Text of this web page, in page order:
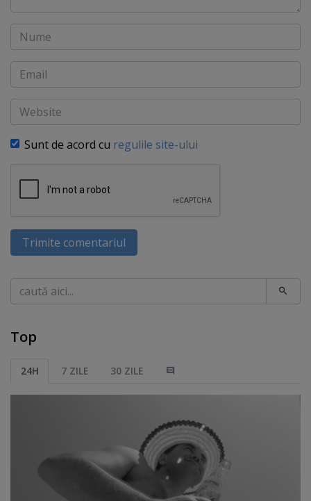
Nume
Email
Website
Sunt de acord cu regulile site-ului
Trimite comentariul
Caută
Top
24H 7 ZILE 30 ZILE